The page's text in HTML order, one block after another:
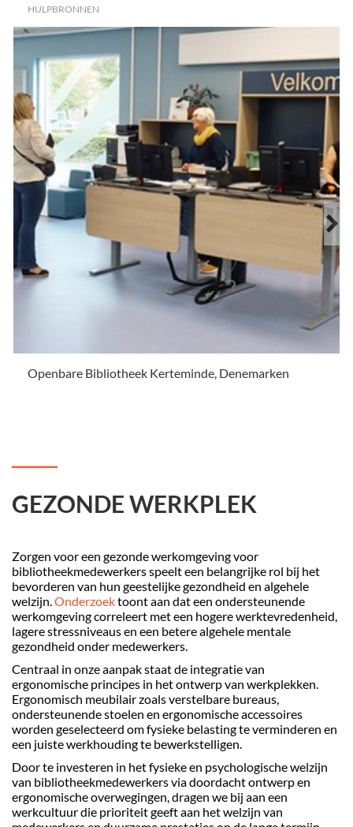
HULPBRONNEN
Openbare Bibliotheek Kerteminde, Denemarken
GEZONDE WERKPLEK
Zorgen voor een gezonde werkomgeving voor
bibliotheekmedewerkers speelt een belangrijke rol bij het
bevorderen van hun geestelijke gezondheid en algehele
welzijn.Onderzoektoont aan dat een ondersteunende
werkomgeving correleert met een hogere werktevredenheid,
lagere stressniveaus en een betere algehele mentale
gezondheid onder medewerkers.
Centraal in onze aanpak staat de integratie van
ergonomische principes in het ontwerp van werkplekken.
Ergonomisch meubilair zoals verstelbare bureaus,
ondersteunende stoelen en ergonomische accessoires
worden geselecteerd om fysieke belasting te verminderen en
een juiste werkhouding te bewerkstelligen.
Door te investeren in het fysieke en psychologische welzijn
van bibliotheekmedewerkers via doordacht ontwerp en
ergonomische overwegingen, dragen we bij aan een
werkcultuur die prioriteit geeft aan het welzijn van